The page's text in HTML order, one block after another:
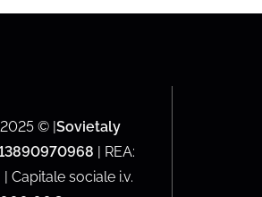
© | Sovietaly
13890970968 | REA:
Capitale sociale i.v.